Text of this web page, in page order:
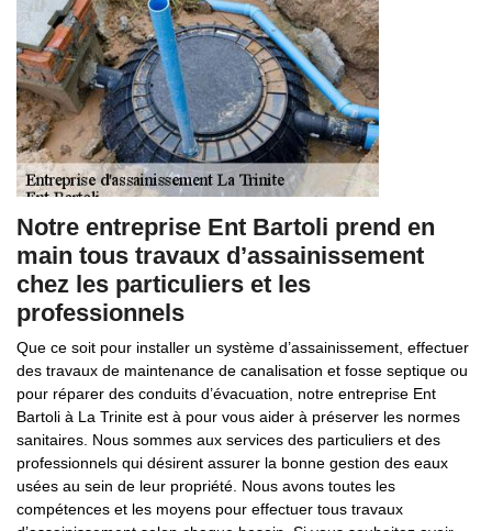
Notre entreprise Ent Bartoli prend en
main tous travaux d’assainissement
chez les particuliers et les
professionnels
Que ce soit pour installer un système d’assainissement, effectuer
des travaux de maintenance de canalisation et fosse septique ou
pour réparer des conduits d’évacuation, notre entreprise Ent
Bartoli à La Trinite est à pour vous aider à préserver les normes
sanitaires. Nous sommes aux services des particuliers et des
professionnels qui désirent assurer la bonne gestion des eaux
usées au sein de leur propriété. Nous avons toutes les
compétences et les moyens pour effectuer tous travaux